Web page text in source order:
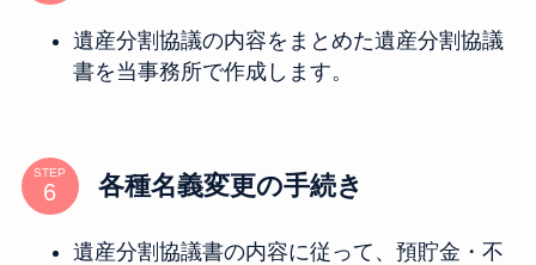
遺産分割協議の内容をまとめた遺産分割協議
書を当事務所で作成します。
STEP 各種名義変更の手続き
遺産分割協議書の内容に従って、預貯金・不